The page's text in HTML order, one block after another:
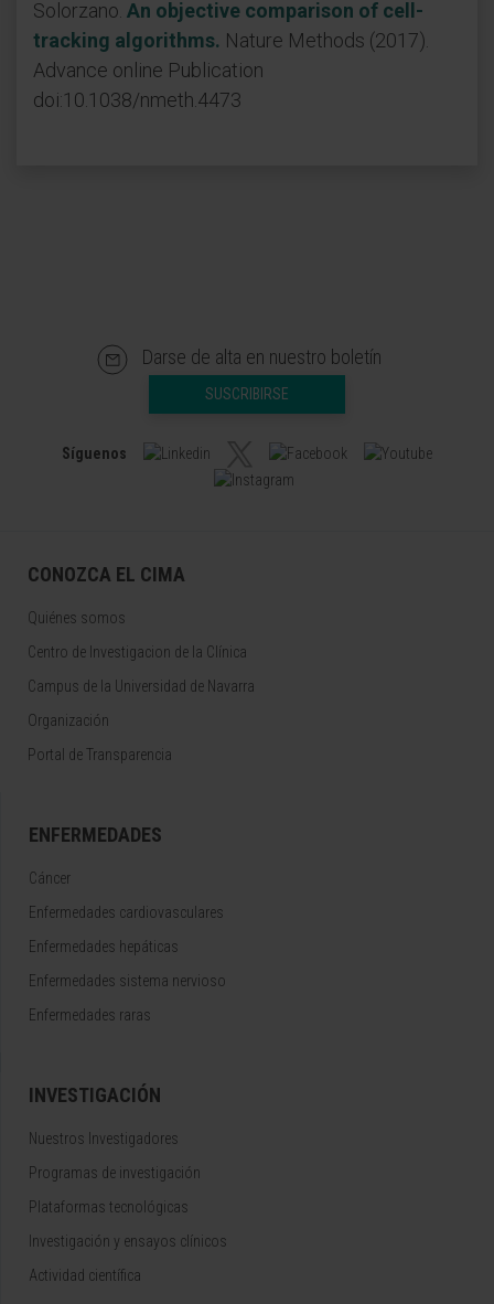
Solorzano. An objective comparison of cell-
tracking algorithms. Nature Methods (2017).
Advance online Publication
doi:10.1038/nmeth.4473
Darse de alta en nuestro boletín
SUSCRIBIRSE
Síguenos
CONOZCA EL CIMA
Quiénes somos
Centro de Investigacion de la Clínica
Campus de la Universidad de Navarra
Organización
Portal de Transparencia
ENFERMEDADES
Cáncer
Enfermedades cardiovasculares
Enfermedades hepáticas
Enfermedades sistema nervioso
Enfermedades raras
INVESTIGACIÓN
Nuestros Investigadores
Programas de investigación
Plataformas tecnológicas
Investigación y ensayos clínicos
Actividad científica